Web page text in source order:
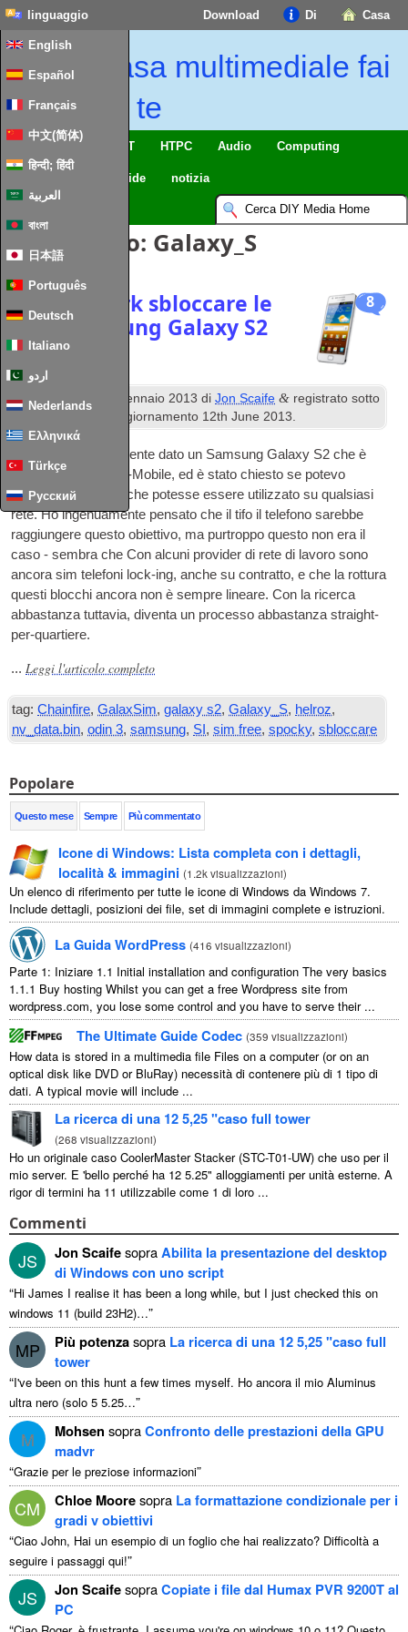
Casa
Di
Download
linguaggio
English
Español
Français
中文(简体)
हिन्दी; हिंदी
العربية
বাংলা
日本語
Português
Deutsch
Italiano
اردو
Nederlands
Ελληνικά
Türkçe
Русский
Casa multimediale fai
da te
Casa intelligente & IoT HTPC Audio Computing
Guide notizia
Tag Articolo: Galaxy_S
8
Sim Network sbloccare le
i9100 Samsung Galaxy S2
Pubblicato 13 gennaio 2013 diJon Scaife & registrato sotto
. Ultimo aggiornamento 12th June 2013.
Mi è stato recentemente dato un Samsung Galaxy S2 che è
stata bloccata per T-Mobile, ed è stato chiesto se potevo
sbloccarlo in modo che potesse essere utilizzato su qualsiasi
rete. Ho ingenuamente pensato che il tifo il telefono sarebbe
raggiungere questo obiettivo, ma purtroppo questo non era il
caso - sembra che Con alcuni provider di rete di lavoro sono
ancora sim telefoni lock-ing, anche su contratto, e che la rottura
questi blocchi ancora non è sempre lineare. Con la ricerca
abbastanza tuttavia, diventa un processo abbastanza straight-
per-quartiere.
... Leggi l'articolo completo
tag: Chainfire,GalaxSim,galaxy s2,Galaxy_S, helroz,
nv_data.bin,odin 3,samsung, SI ,sim free,spocky,sbloccare
Popolare
Questo mese Sempre Più commentato
Icone di Windows: Lista completa con i dettagli,
località & immagini (1.2k visualizzazioni)
Un elenco di riferimento per tutte le icone di Windows da Windows 7.
Include dettagli, posizioni dei file, set di immagini complete e istruzioni.
La Guida WordPress (416 visualizzazioni)
Parte 1: Iniziare 1.1 Initial installation and configuration The very basics
1.1.1 Buy hosting Whilst you can get a free Wordpress site from
wordpress.com, you lose some control and you have to serve their...
The Ultimate Guide Codec (359 visualizzazioni)
How data is stored in a multimedia file Files on a computer(or on an
optical disk like DVD or BluRay) necessità di contenere più di 1 tipo di
dati. A typical movie will include ...
La ricerca di una 12 5,25 "caso full tower
(268 visualizzazioni)
Ho un originale caso CoolerMaster Stacker (STC-T01-UW) che uso per il
mio server. E 'bello perché ha 12 5.25" alloggiamenti per unità esterne. A
rigor di termini ha 11 utilizzabile come 1 di loro ...
Commenti
JS Jon ScaifesopraAbilita la presentazione del desktop
di Windows con uno script
“Hi James I realise it has been a long while, but I just checked this on
windows 11 (build 23H2)…”
MP Più potenzasopra La ricerca di una 12 5,25 "caso full
tower
“I've been on this hunt a few times myself. Ho ancora il mio Aluminus
ultra nero (solo 5 5.25…”
M Mohsen sopraConfronto delle prestazioni della GPU
madvr
“Grazie per le preziose informazioni”
CM Chloe Mooresopra La formattazione condizionale per i
gradi v obiettivi
“Ciao John, Hai un esempio di un foglio che hai realizzato? Difficoltà a
seguire i passaggi qui!”
JS Jon ScaifesopraCopiate i file dal Humax PVR 9200T al
PC